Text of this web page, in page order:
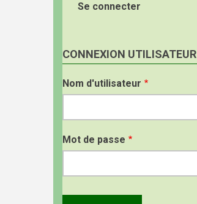
Se connecter
CONNEXION UTILISATEUR
Nom d'utilisateur
Mot de passe